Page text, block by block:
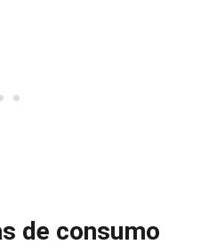
de consumo